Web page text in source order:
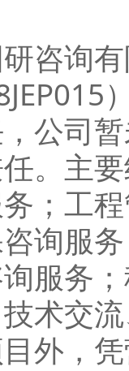
咨询
公司
。主
；工
询服
服务
术交
外，